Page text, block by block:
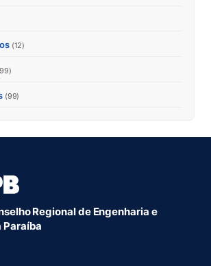
(12)
(99)
Regional de Engenharia e
Paraíba